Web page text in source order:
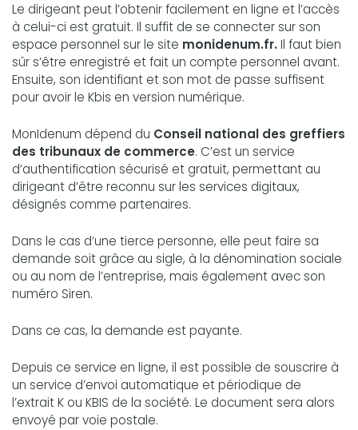
Le dirigeant peut l’obtenir facilement en ligne et l’accès
à celui-ci est gratuit. Il suffit de se connecter sur son
espace personnel sur le site monidenum.fr.Il faut bien
sûr s’être enregistré et fait un compte personnel avant.
Ensuite, son identifiant et son mot de passe suffisent
pour avoir le Kbis en version numérique.
MonIdenum dépend du Conseil national des greffiers
des tribunaux de commerce. C’est un service
d’authentification sécurisé et gratuit, permettant au
dirigeant d’être reconnu sur les services digitaux,
désignés comme partenaires.
Dans le cas d’une tierce personne, elle peut faire sa
demande soit grâce au sigle, à la dénomination sociale
ou au nom de l’entreprise, mais également avec son
numéro Siren.
Dans ce cas, la demande est payante.
Depuis ce service en ligne, il est possible de souscrire à
un service d’envoi automatique et périodique de
l’extrait K ou KBIS de la société. Le document sera alors
envoyé par voie postale.